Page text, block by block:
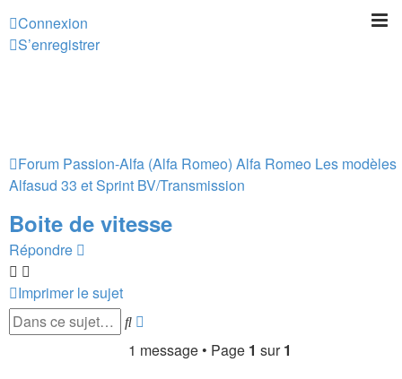
Connexion
S’enregistrer
Forum Passion-Alfa (Alfa Romeo) Alfa Romeo Les modèles
Alfasud 33 et Sprint BV/Transmission
Boite de vitesse
Répondre
Imprimer le sujet
Rechercher
1 message • Page 1 sur1